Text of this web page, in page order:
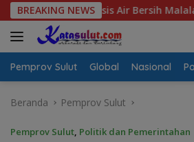
Langsung
ke
konten
BREAKING NEWS
Krisis Air Bersih Malalayang II
Pemprov Sulut Global Nasional
Beranda Pemprov Sulut
Pemprov Sulut, Politik dan Pemerintahan